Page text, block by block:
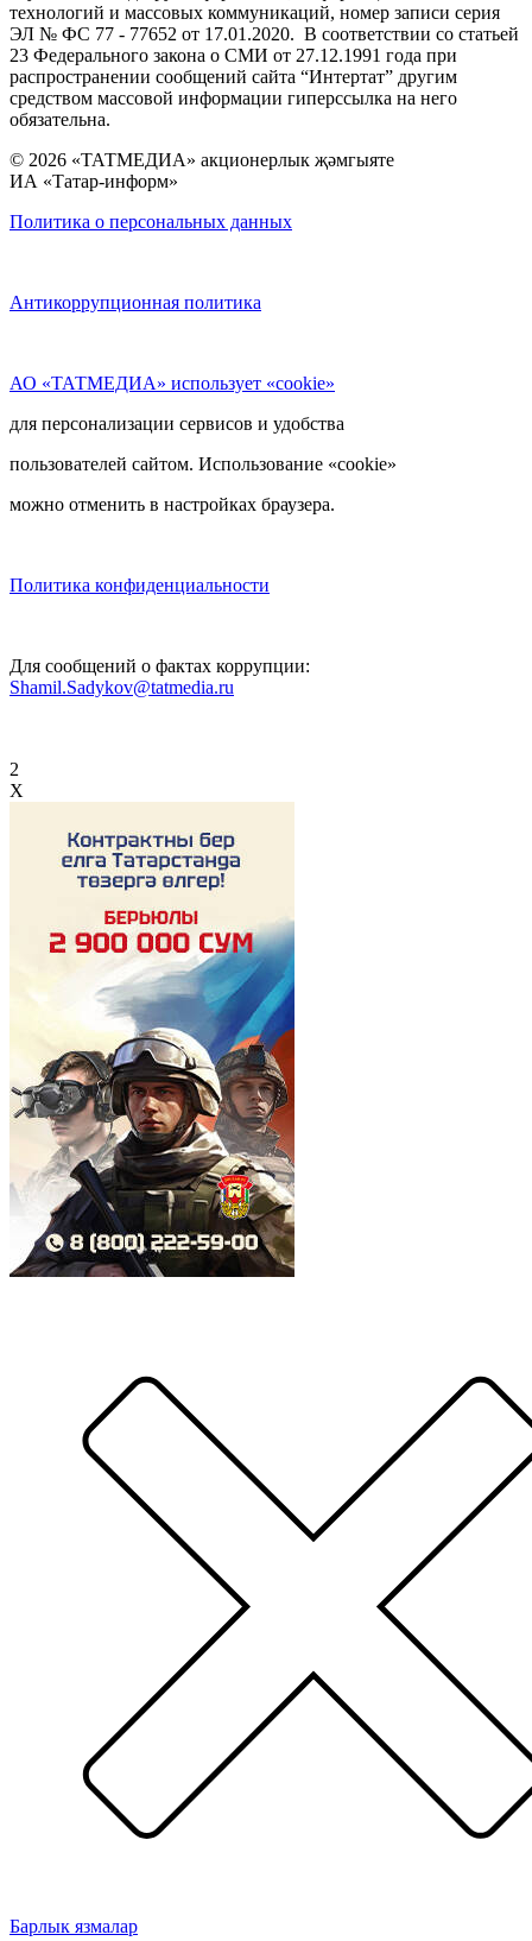
технологий и массовых коммуникаций, номер записи серия
ЭЛ № ФС 77 - 77652 от 17.01.2020. В соответствии со статьей
23 Федерального закона о СМИ от 27.12.1991 года при
распространении сообщений сайта “Интертат” другим
средством массовой информации гиперссылка на него
обязательна.
© 2026 «ТАТМЕДИА» акционерлык җәмгыяте
ИА «Татар-информ»
Политика о персональных данных
Антикоррупционная политика
АО «ТАТМЕДИА» использует «cookie»
для персонализации сервисов и удобства
пользователей сайтом. Использование «cookie»
можно отменить в настройках браузера.
Политика конфиденциальности
Для сообщений о фактах коррупции:
Shamil.Sadykov@tatmedia.ru
2
X
Барлык язмалар